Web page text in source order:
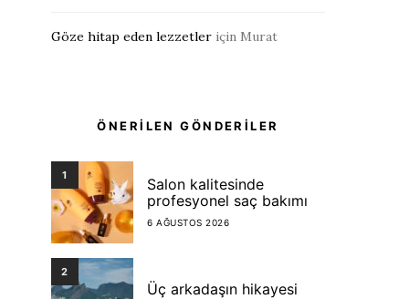
Göze hitap eden lezzetler için Murat
ÖNERİLEN GÖNDERİLER
1
Salon kalitesinde
profesyonel saç bakımı
6 AĞUSTOS 2026
2
Üç arkadaşın hikayesi